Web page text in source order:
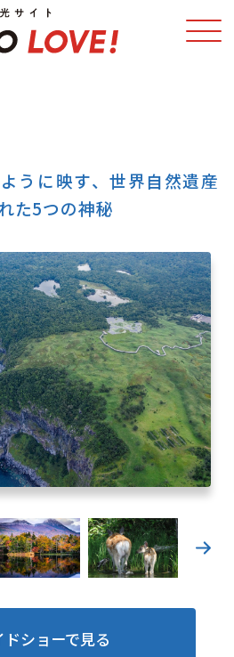
イベント
エリアガイド
旅の予約
インショップ
ト
うに映す、世界自然遺産
た5つの神秘
ドショーで見る